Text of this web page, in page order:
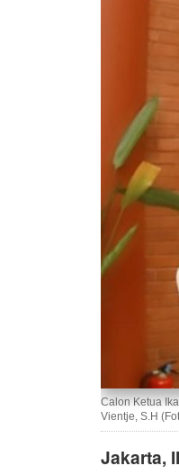
Calon Ketua
Vientje, S.H
Jakarta,